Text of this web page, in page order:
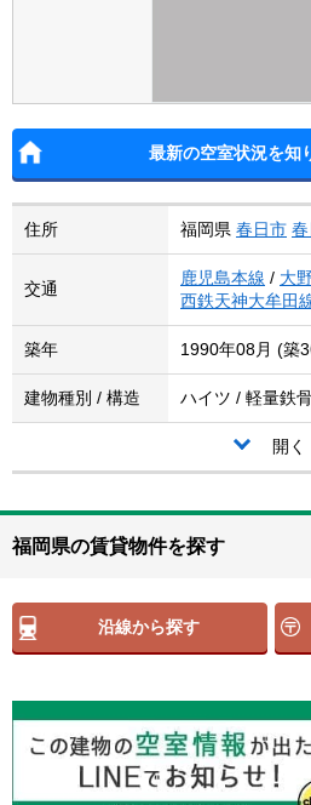
最新の空室状況を知
住所 福岡県 春日市 春
交通
鹿児島本線 / 大
西鉄天神大牟田
築年 1990年08月 (築
建物種別 / 構造 ハイツ / 軽量鉄
開く
福岡県の賃貸物件を探す
沿線から探す